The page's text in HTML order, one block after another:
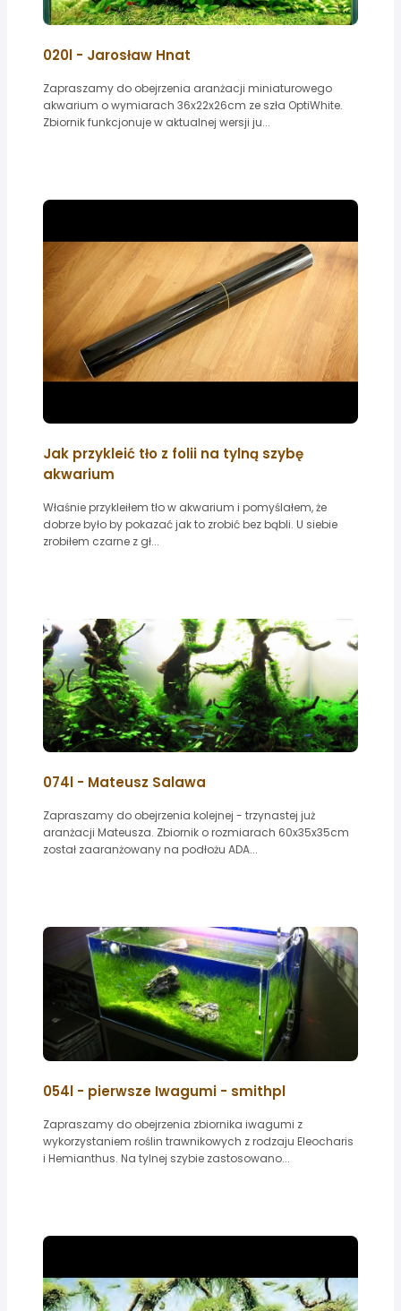
020l - Jarosław Hnat
Zapraszamy do obejrzenia aranżacji miniaturowego
akwarium o wymiarach 36x22x26cm ze szła OptiWhite.
Zbiornik funkcjonuje w aktualnej wersji ju...
Jak przykleić tło z folii na tylną szybę
akwarium
Właśnie przykleiłem tło w akwarium i pomyślałem, że
dobrze było by pokazać jak to zrobić bez bąbli. U siebie
zrobiłem czarne z gł...
074l - Mateusz Salawa
Zapraszamy do obejrzenia kolejnej - trzynastej już
aranżacji Mateusza. Zbiornik o rozmiarach 60x35x35cm
został zaaranżowany na podłożu ADA...
054l - pierwsze Iwagumi - smithpl
Zapraszamy do obejrzenia zbiornika iwagumi z
wykorzystaniem roślin trawnikowych z rodzaju Eleocharis
i Hemianthus. Na tylnej szybie zastosowano...